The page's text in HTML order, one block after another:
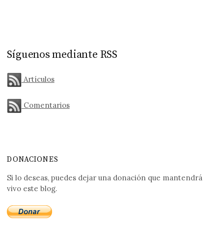
Síguenos mediante RSS
Artículos
Comentarios
DONACIONES
Si lo deseas, puedes dejar una donación que mantendrá
vivo este blog.